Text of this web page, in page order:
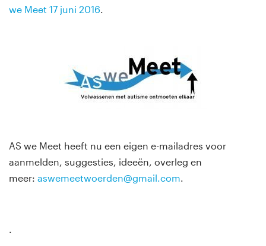
we Meet 17 juni 2016.
AS we Meet heeft nu een eigen e-mailadres voor
aanmelden, suggesties, ideeën, overleg en
meer: aswemeetwoerden@gmail.com.
.